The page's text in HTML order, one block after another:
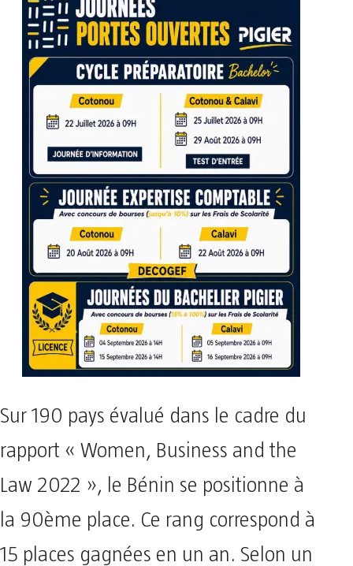
Sur 190 pays évalué dans le cadre du
rapport « Women, Business and the
Law 2022 », le Bénin se positionne à
la 90ème place. Ce rang correspond à
15 places gagnées en un an. Selon un